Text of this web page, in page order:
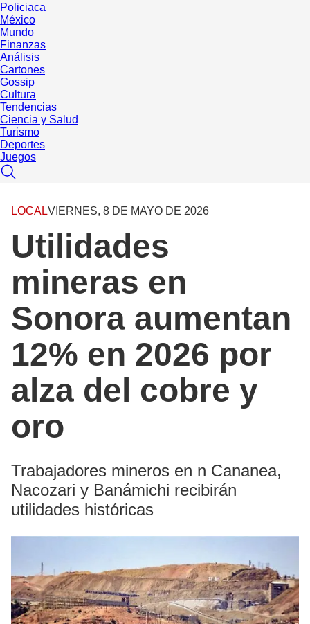
Policiaca
México
Mundo
Finanzas
Análisis
Cartones
Gossip
Cultura
Tendencias
Ciencia y Salud
Turismo
Deportes
Juegos
LOCALVIERNES, 8 DE MAYO DE 2026
Utilidades
mineras en
Sonora aumentan
12% en 2026 por
alza del cobre y
oro
Trabajadores mineros en n Cananea,
Nacozari y Banámichi recibirán
utilidades históricas